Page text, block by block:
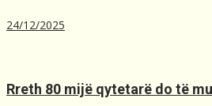
24/12/2025
Rreth 80 mijë qytetarë do të